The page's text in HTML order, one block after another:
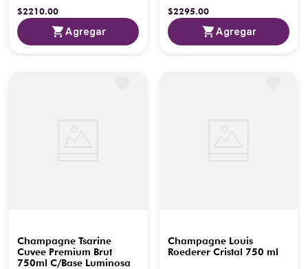
$2210.00
Agregar
$2295.00
Agregar
Champagne Tsarine
Cuvee Premium Brut
750ml C/Base Luminosa
Champagne Louis
Roederer Cristal 750 ml